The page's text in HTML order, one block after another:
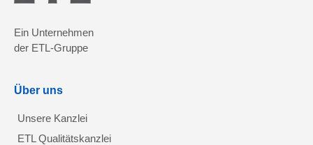
Ein Unternehmen
der ETL-Gruppe
Über uns
Unsere Kanzlei
ETL Qualitätskanzlei